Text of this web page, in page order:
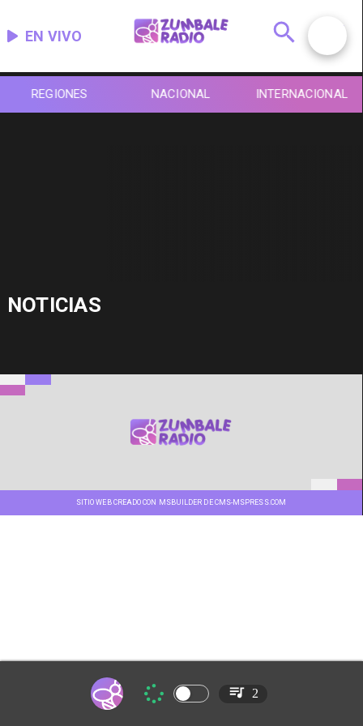
EN VIVO
REGIONES NACIONAL INTERNACIONAL
NOTICIAS
SITIO WEB CREADO CON MSBUILDER DE CMS-MSPRESS.COM
2